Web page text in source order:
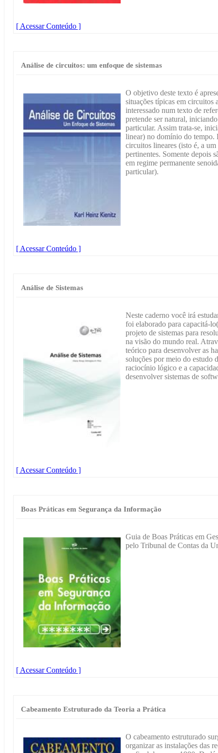
[ Acessar Conteúdo ]
Análise de circuitos: um enfoque de sistemas
O objetivo deste texto é
situações típicas em circuitos
interessado num texto de
pretende ser natural,
particular. Assim trata-se,
linear) no domínio do tempo.
circuitos lineares (isto é, a
pertinentes. Somente depois
em regime permanente
particular).
[ Acessar Conteúdo ]
Análise de Sistemas
Neste caderno você irá
foi elaborado para capacitá-
projeto de sistemas para
na visão do mundo real.
teórico para desenvolver as
soluções por meio do estudo
raciocínio lógico e a
desenvolver sistemas de
[ Acessar Conteúdo ]
Boas Práticas em Segurança da Informação
Guia de Boas Práticas em
pelo Tribunal de Contas da
[ Acessar Conteúdo ]
Cabeamento Estruturado da Teoria a Prática
O cabeamento estruturado
organizar as instalações das